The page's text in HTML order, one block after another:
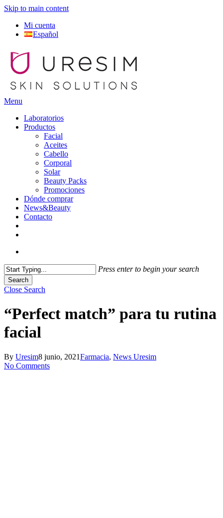
Skip to main content
Mi cuenta
Español
Menu
Laboratorios
Productos
Facial
Aceites
Cabello
Corporal
Solar
Beauty Packs
Promociones
Dónde comprar
News&Beauty
Contacto
Press enter to begin your search
Search
Close Search
“Perfect match” para tu rutina
facial
By Uresim8 junio, 2021Farmacia, News Uresim
No Comments